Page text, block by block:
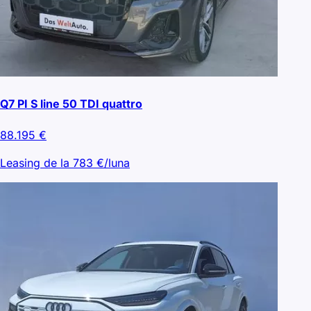
Q7 PI S line 50 TDI quattro
88.195 €
Leasing de la 783 €/luna